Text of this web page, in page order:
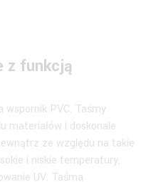
z funkcją
wspornik PVC. Taśmy
materiałów i doskonale
ze względu na takie
i niskie temperatury,
UV. Taśma